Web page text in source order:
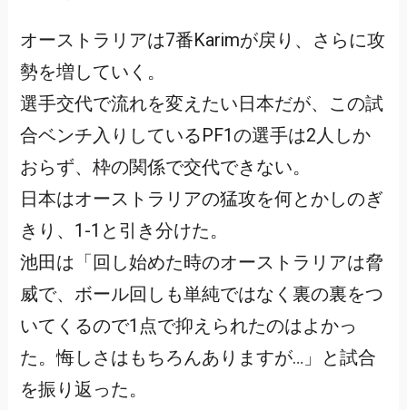
オーストラリアは7番Karimが戻り、さらに攻
勢を増していく。
選手交代で流れを変えたい日本だが、この試
合ベンチ入りしているPF1の選手は2人しか
おらず、枠の関係で交代できない。
日本はオーストラリアの猛攻を何とかしのぎ
きり、1-1と引き分けた。
池田は「回し始めた時のオーストラリアは脅
威で、ボール回しも単純ではなく裏の裏をつ
いてくるので1点で抑えられたのはよかっ
た。悔しさはもちろんありますが…」と試合
を振り返った。